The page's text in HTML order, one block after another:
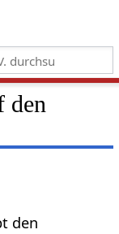
den
den